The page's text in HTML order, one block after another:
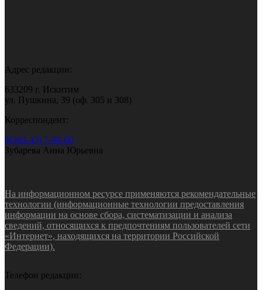
Адрес редакции:
633209 г. Искитим
ул. Пушкина, 39 (оф. 305 и 308)
Корреспондент:
8(383-43) 7-90-60
Зубарева Анна Юрьевна
На информационном ресурсе применяются рекомендательные
технологии (информационные технологии предоставления
информации на основе сбора, систематизации и анализа
сведений, относящихся к предпочтениям пользователей сети
«Интернет», находящихся на территории Российской
Федерации).
Телефон редакции: